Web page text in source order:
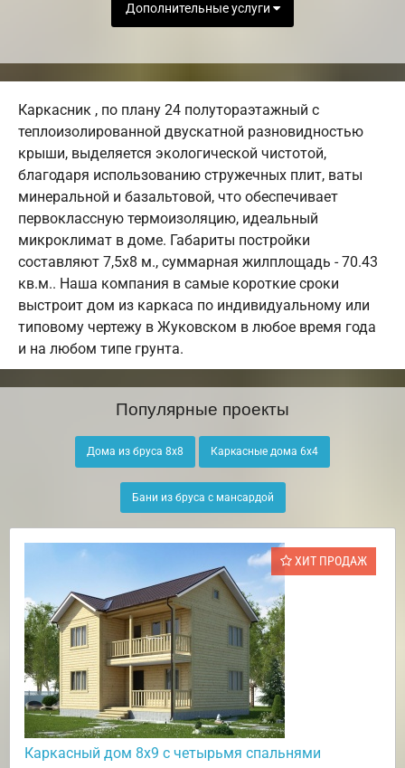
Дополнительные услуги
Каркасник , по плану 24 полутораэтажный с
теплоизолированной двускатной разновидностью
крыши, выделяется экологической чистотой,
благодаря использованию стружечных плит, ваты
минеральной и базальтовой, что обеспечивает
первоклассную термоизоляцию, идеальный
микроклимат в доме. Габариты постройки
составляют 7,5х8 м., суммарная жилплощадь - 70.43
кв.м.. Наша компания в самые короткие сроки
выстроит дом из каркаса по индивидуальному или
типовому чертежу в Жуковском в любое время года
и на любом типе грунта.
Популярные проекты
Дома из бруса 8х8 Каркасные дома 6х4
Бани из бруса с мансардой
ХИТ ПРОДАЖ
Каркасный дом 8х9 с четырьмя спальнями